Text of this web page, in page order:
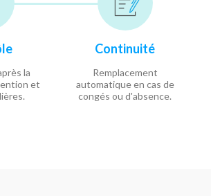
la
et
Continuité
Remplacement
automatique en cas de
congés ou d'absence.